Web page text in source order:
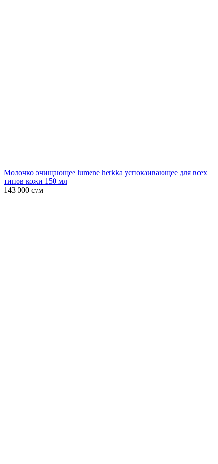
Молочко очищающее lumene herkka успокаивающее для всех
типов кожи 150 мл
143 000 сум